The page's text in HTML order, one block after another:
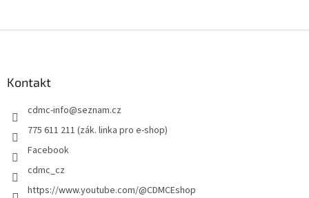
Kontakt
cdmc-info@seznam.cz
775 611 211 (zák. linka pro e-shop)
Facebook
cdmc_cz
https://www.youtube.com/@CDMCEshop